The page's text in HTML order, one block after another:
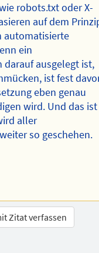
robots.txt oder X-
auf dem
automatisierte
ein
ausgelegt ist,
ist fest
eben genau
wird. Und das ist
aller
so geschehen.
Zitat verfassen